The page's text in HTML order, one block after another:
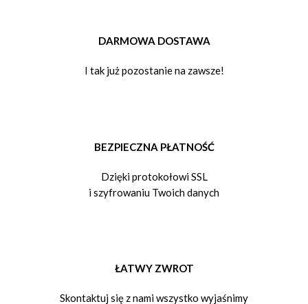
DARMOWA DOSTAWA
I tak już pozostanie na zawsze!
BEZPIECZNA PŁATNOŚĆ
Dzięki protokołowi SSL
i szyfrowaniu Twoich danych
ŁATWY ZWROT
Skontaktuj się z nami wszystko wyjaśnimy